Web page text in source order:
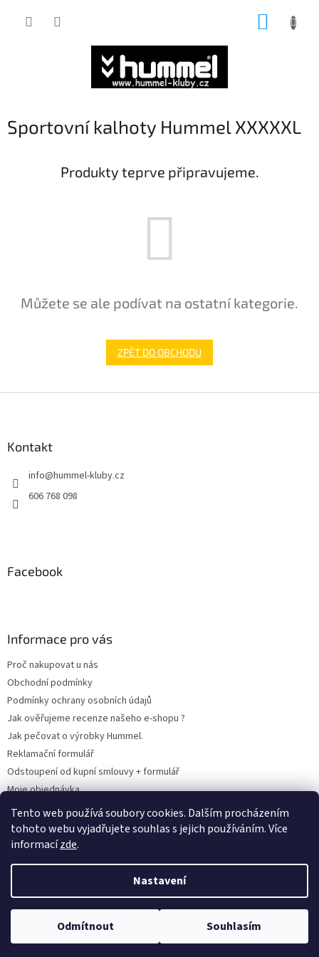
Tento web používá soubory cookies. Dalším procházením
tohoto webu vyjadřujete souhlas s jejich používáním. Více
informacízde.
Nastavení
Odmítnout Souhlasím
Sportovní kalhoty Hummel XXXXXL
Produkty teprve připravujeme.
Můžete se ale podívat na ostatní kategorie.
ZPĚT DO OBCHODU
Kontakt
info@hummel-kluby.cz
606 768 098
Facebook
Informace pro vás
Proč nakupovat u nás
Obchodní podmínky
Podmínky ochrany osobních údajů
Jak ověřujeme recenze našeho e-shopu ?
Jak pečovat o výrobky Hummel.
Reklamační formulář
Odstoupení od kupní smlouvy + formulář
Moje objednávka
Odstoupení od smlouvy
Copyright 2026www.hummel-kluby.cz. Všechna práva vyhrazena.
Upravit nastavení cookies